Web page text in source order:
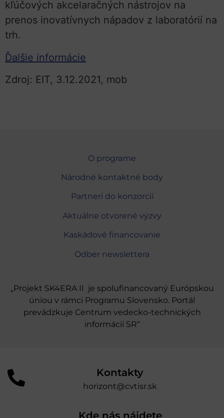
kľúčových akcelaračných nástrojov na
prenos inovatívnych nápadov z laboratórií na
trh.
Ďalšie informácie
Zdroj: EIT, 3.12.2021, mob
O programe
Národné kontaktné body
Partneri do konzorcií
Aktuálne otvorené výzvy
Kaskádové financovanie
Odber newslettera
„Projekt SK4ERA II je spolufinancovaný Európskou
úniou v rámci Programu Slovensko. Portál
prevádzkuje Centrum vedecko-technických
informácií SR“
Kontakty
horizont@cvtisr.sk